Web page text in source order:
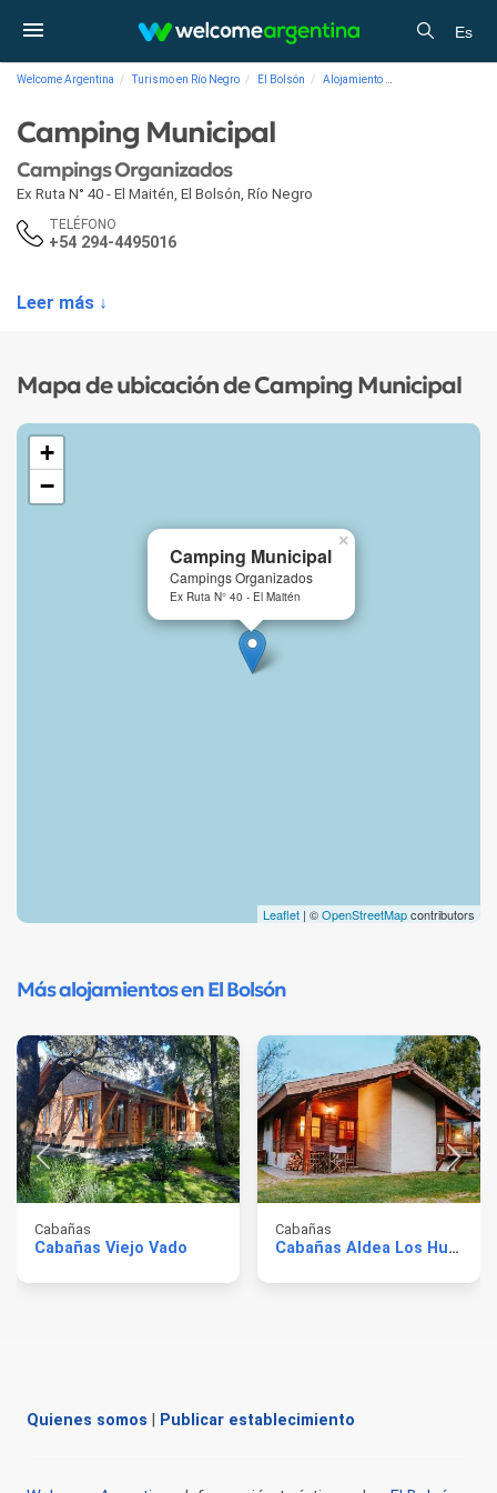
Es
Welcome Argentina Turismo en Río Negro El Bolsón Alojamiento
Camping Municipal
Campings Organizados
Ex Ruta N° 40 - El Maitén, El Bolsón, Río Negro
TELÉFONO
+54 294-4495016
Leer más ↓
Mapa de ubicación de Camping Municipal
Camping Municipal
Campings Organizados
Ex Ruta N° 40 - El Maitén
×
+
−
Leaflet | ©OpenStreetMapcontributors
Más alojamientos en El Bolsón
Cabañas
Cabañas Viejo Vado
Cabañas
Cabañas Aldea Los Huemules
Quienes somos Publicar establecimiento